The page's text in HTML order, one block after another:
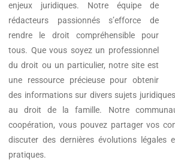
enjeux juridiques. Notre équipe de
rédacteurs passionnés s’efforce de
rendre le droit compréhensible pour
tous. Que vous soyez un professionnel
du droit ou un particulier, notre site est
une ressource précieuse pour obtenir
des informations sur divers sujets
au droit de la famille. Notre
coopération, vous pouvez partager vos
discuter des dernières évolutions légales
pratiques.